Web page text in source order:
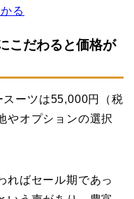
る
こだわると価格が
ーツは55,000円（税
やオプションの選択
ればセール期であっ